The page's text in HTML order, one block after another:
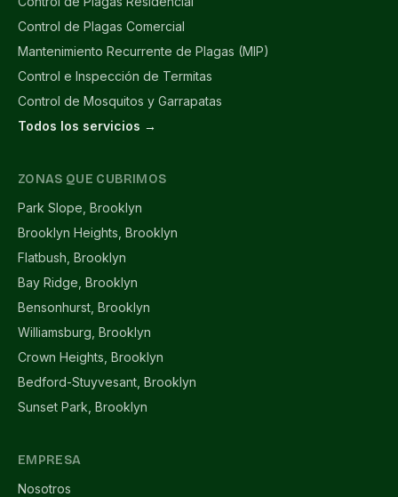
Control de Plagas Comercial
Mantenimiento Recurrente de Plagas (MIP)
Control e Inspección de Termitas
Control de Mosquitos y Garrapatas
Todos los servicios →
ZONAS QUE CUBRIMOS
Park Slope, Brooklyn
Brooklyn Heights, Brooklyn
Flatbush, Brooklyn
Bay Ridge, Brooklyn
Bensonhurst, Brooklyn
Williamsburg, Brooklyn
Crown Heights, Brooklyn
Bedford-Stuyvesant, Brooklyn
Sunset Park, Brooklyn
EMPRESA
Nosotros